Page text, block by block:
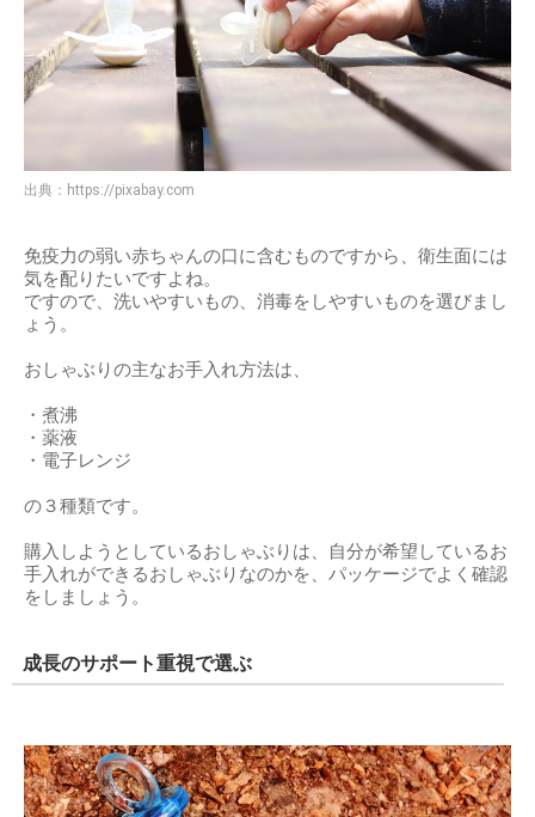
出典： https://pixabay.com
免疫力の弱い赤ちゃんの口に含むものですから、衛生面には
気を配りたいですよね。
ですので、洗いやすいもの、消毒をしやすいものを選びまし
ょう。
おしゃぶりの主なお手入れ方法は、
・煮沸
・薬液
・電子レンジ
の３種類です。
購入しようとしているおしゃぶりは、自分が希望しているお
手入れができるおしゃぶりなのかを、パッケージでよく確認
をしましょう。
成長のサポート重視で選ぶ